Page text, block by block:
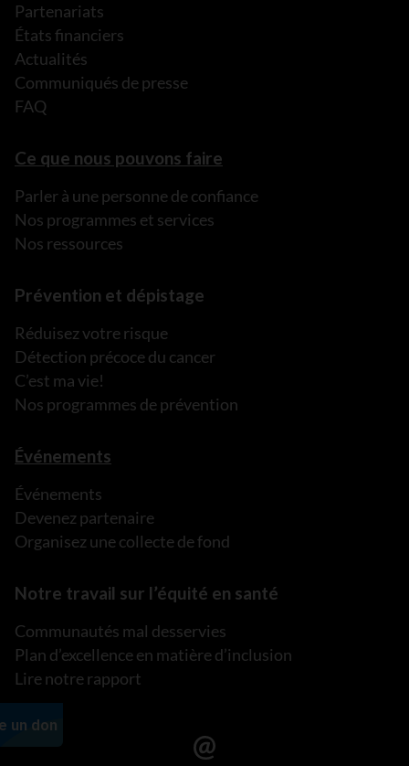
Partenariats
États financiers
Actualités
Communiqués de presse
FAQ
Ce que nous pouvons faire
Parler à une personne de confiance
Nos programmes et services
Nos ressources
Prévention et dépistage
Réduisez votre risque
Détection précoce du cancer
C’est ma vie!
Nos programmes de prévention
Événements
Événements
Devenez partenaire
Organisez une collecte de fond
Notre travail sur l’équité en santé
Communautés mal desservies
Plan d’excellence en matière d’inclusion
Lire notre rapport